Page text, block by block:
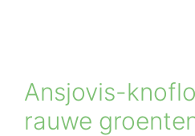
Ansjovis-
rauwe